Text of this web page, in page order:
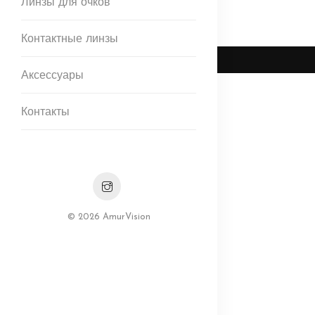
Линзы для очков
Контактные линзы
Аксессуары
Контакты
© 2026 AmurVision